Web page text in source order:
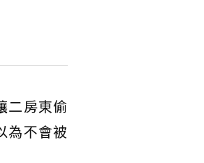
二房東偷
為不會被